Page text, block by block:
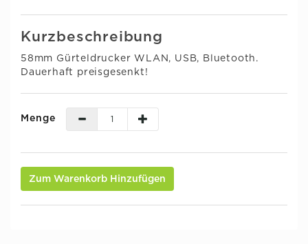
Kurzbeschreibung
58mm Gürteldrucker WLAN, USB, Bluetooth.
Dauerhaft preisgesenkt!
Menge
Zum Warenkorb Hinzufügen